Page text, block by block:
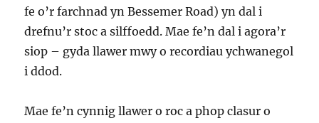
fe o’r farchnad yn Bessemer Road) yn dal i
drefnu’r stoc a silffoedd. Mae fe’n dal i agora’r
siop – gyda llawer mwy o recordiau ychwanegol
i ddod.
Mae fe’n cynnig llawer o roc a phop clasur o